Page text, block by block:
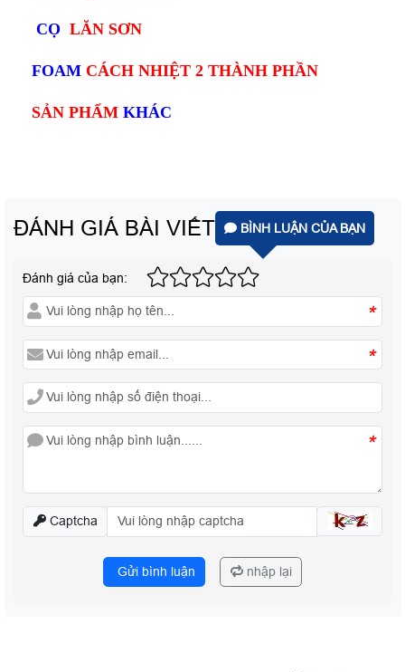
CỌ LĂN SƠN
FOAM CÁCH NHIỆT 2 THÀNH PHẦN
SẢN PHẨM KHÁC
ĐÁNH GIÁ BÀI VIẾT BÌNH LUẬN CỦA BẠN
Đánh giá của bạn:
*
*
*
Captcha
Gửi bình luận nhập lại